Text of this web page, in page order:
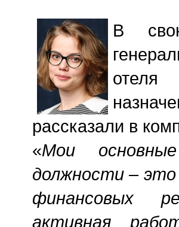
В
отеля
рассказали в
«Мои
должности –
финансовых
активная